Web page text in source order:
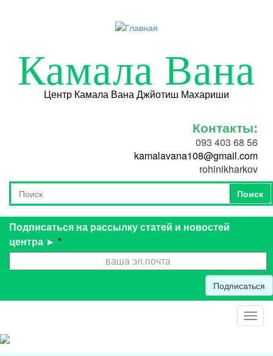
Камала Вана
Центр Камала Вана Джйотиш Махариши
Контакты:
093 403 68 56
kamalavana108@gmail.com
rohinikharkov
Форма поиска
Поиск
Поиск
Подписаться на рассылку статей и новостей
центра ► *
Подписаться